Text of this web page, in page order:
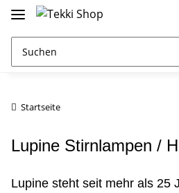
Startseite
Lupine Stirnlampen /
Lupine steht seit mehr als 25